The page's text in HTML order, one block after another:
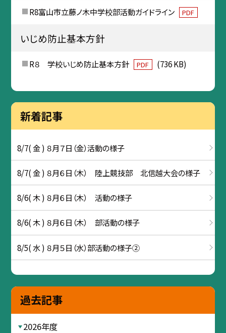
R8富山市立藤ノ木中学校部活動ガイドライン PDF
いじめ防止基本方針
R８ 学校いじめ防止基本方針 PDF (736 KB)
新着記事
8/7( 金 ) ８月７日（金）活動の様子
8/7( 金 ) ８月６日（木） 陸上競技部 北信越大会の様子
8/6( 木 ) ８月６日（木） 活動の様子
8/6( 木 ) ８月６日（木） 部活動の様子
8/5( 水 ) ８月５日（水）部活動の様子②
過去記事
2026年度